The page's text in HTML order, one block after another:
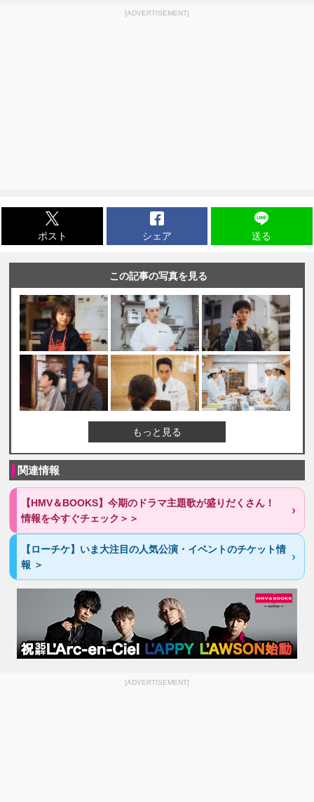
[ADVERTISEMENT]
ポスト シェア 送る
この記事の写真を見る
もっと見る
関連情報
【HMV＆BOOKS】今期のドラマ主題歌が盛りだくさん！
情報を今すぐチェック＞＞
【ローチケ】いま大注目の人気公演・イベントのチケット情
報 ＞
[ADVERTISEMENT]